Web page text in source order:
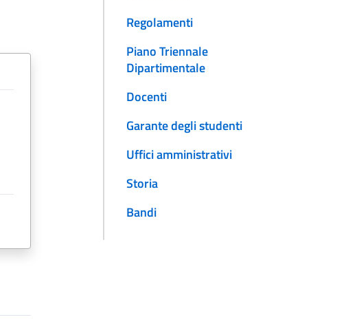
Regolamenti
Piano Triennale
Dipartimentale
Docenti
Garante degli studenti
Uffici amministrativi
Storia
Bandi